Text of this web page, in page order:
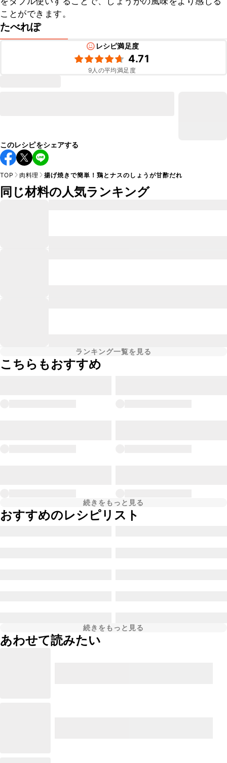
ことができます。
たべれぽ
レシピ満足度
4.71
9人の平均満足度
このレシピをシェアする
TOP 肉料理 揚げ焼きで簡単！鶏とナスのしょうが甘酢だれ
同じ材料の人気ランキング
ランキング一覧を見る
こちらもおすすめ
続きをもっと見る
おすすめのレシピリスト
続きをもっと見る
あわせて読みたい